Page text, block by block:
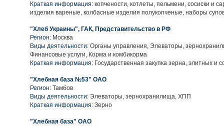
Краткая информация: копчености, котлеты, пельмени, сосиски и
изделия вареные, колбасные изделия полукопченые, наборы
"Хлеб Украины", ГАК, Представительство в РФ
Регион: Москва
Виды деятельности: Органы управления, Элеваторы,
Финансовые услуги, Корма и комбикорма
Краткая информация: Государственная закупка зерна, элитных и
"Хлебная база №53" ОАО
Регион: Тамбов
Виды деятельности: Элеваторы, зернохранилища, ХПП
Краткая информация: Зерно
"Хлебная база" ОАО